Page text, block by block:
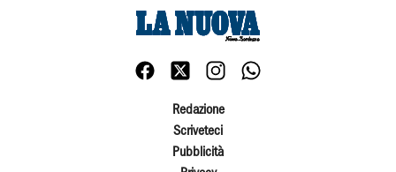
Redazione
Scriveteci
Pubblicità